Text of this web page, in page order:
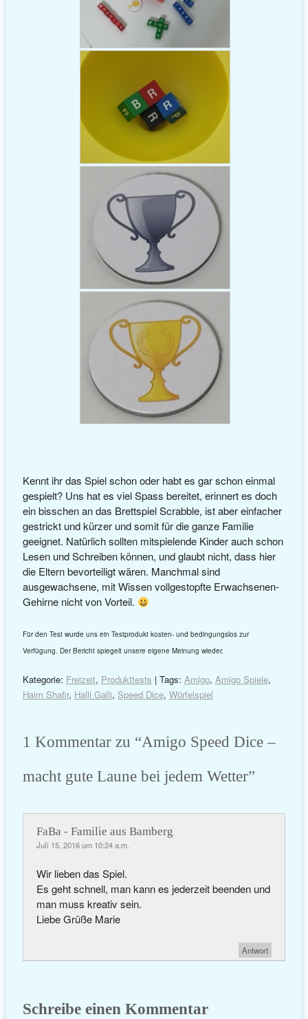
Kennt ihr das Spiel schon oder habt es gar schon einmal
gespielt? Uns hat es viel Spass bereitet, erinnert es doch
ein bisschen an das Brettspiel Scrabble, ist aber einfacher
gestrickt und kürzer und somit für die ganze Familie
geeignet. Natürlich sollten mitspielende Kinder auch schon
Lesen und Schreiben können, und glaubt nicht, dass hier
die Eltern bevorteiligt wären. Manchmal sind
ausgewachsene, mit Wissen vollgestopfte Erwachsenen-
Gehirne nicht von Vorteil.
Für den Test wurde uns ein Testprodukt kosten- und bedingungslos zur
Verfügung. Der Bericht spiegelt unsere eigene Meinung wieder.
Kategorie: Freizeit, Produkttests | Tags: Amigo, Amigo Spiele,
Haim Shafir, Halli Galli, Speed Dice, Würfelspiel
1 Kommentar zu “Amigo Speed Dice –
macht gute Laune bei jedem Wetter”
FaBa - Familie aus Bamberg
Juli 15, 2016 um 10:24 a.m.
Wir lieben das Spiel.
Es geht schnell, man kann es jederzeit beenden und
man muss kreativ sein.
Liebe Grüße Marie
Antwort
Schreibe einen Kommentar